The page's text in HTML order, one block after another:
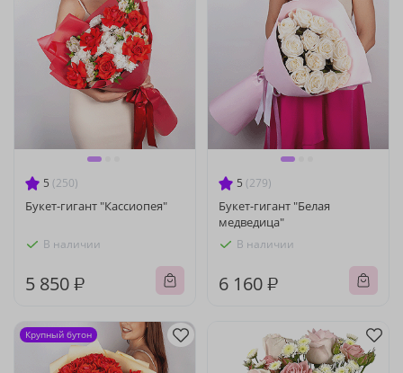
5 (250)
Букет-гигант "Кассиопея"
В наличии
5 850 ₽
5 (279)
Букет-гигант "Белая
медведица"
В наличии
6 160 ₽
Крупный бутон